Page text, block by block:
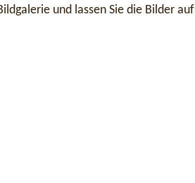
und lassen Sie die Bilder auf